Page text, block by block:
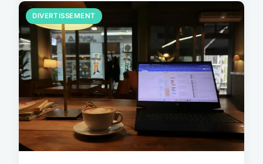
DIVERTISSEMENT